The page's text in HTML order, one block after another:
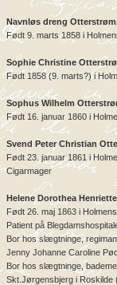
Navnløs dreng
Født 9. marts 1858 i
Sophie Christine
Født 1858 (9. marts?) i
Sophus Wilhelm
Født 16. januar 1860 i
Svend Peter Christian
Født 23. januar 1861 i
Cigarmager
Helene Dorothea
Født 26. maj 1863 i
Patient på
Bor hos slægtninge,
Jenny Johanne Caroline
Bor hos slægtninge,
Skt.Jørgensbjerg i Roskilde